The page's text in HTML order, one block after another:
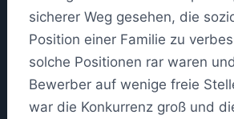
sicherer Weg gesehen, die
Position einer Familie zu
solche Positionen rar waren
Bewerber auf wenige freie
war die Konkurrenz groß und